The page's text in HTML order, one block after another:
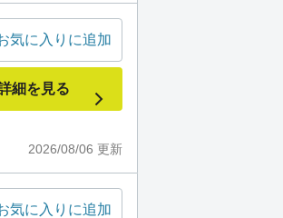
2026/08/06 更新
気に入りに追加
細を見る
気に入りに追加